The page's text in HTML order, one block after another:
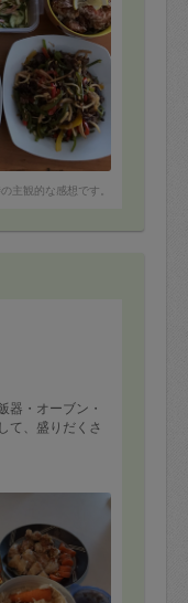
主観的な感想です。
器・オーブン・
て、盛りだくさ
ス(蒸し鶏、人
酢和え、肉詰め
鮭レモン焼き
とパプリカのヨ
ーブン焼き、食
、